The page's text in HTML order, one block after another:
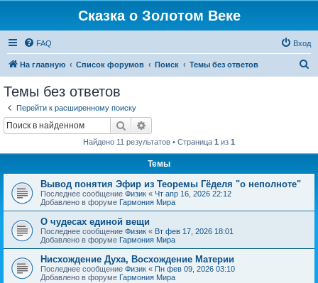
Сказка о Золотом Веке
FAQ Вход
На главную Список форумов Поиск Темы без ответов
Темы без ответов
Перейти к расширенному поиску
Поиск
Найдено 11 результатов • Страница 1 из 1
Темы
Вывод понятия Эфир из Теоремы Гёделя "о неполноте"
Последнее сообщение Физик « Чт апр 16, 2026 22:12
Добавлено в форуме Гармония Мира
О чудесах единой вещи
Последнее сообщение Физик « Вт фев 17, 2026 18:01
Добавлено в форуме Гармония Мира
Нисхождение Духа, Восхождение Материи
Последнее сообщение Физик « Пн фев 09, 2026 03:10
Добавлено в форуме Гармония Мира